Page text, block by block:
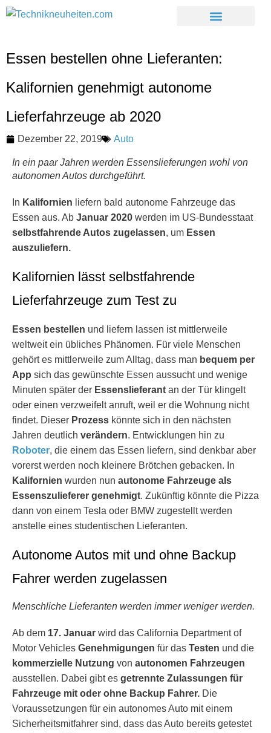
Essen bestellen ohne Lieferanten:
Kalifornien genehmigt autonome
Lieferfahrzeuge ab 2020
Dezember 22, 2019 Auto
In ein paar Jahren werden Essenslieferungen wohl von
autonomen Autos durchgeführt.
In Kalifornien liefern bald autonome Fahrzeuge das
Essen aus. Ab Januar 2020 werden im US-Bundesstaat
selbstfahrende Autos zugelassen, um Essen
auszuliefern.
Kalifornien lässt selbstfahrende
Lieferfahrzeuge zum Test zu
Essen bestellen und liefern lassen ist mittlerweile
weltweit ein übliches Phänomen. Für viele Menschen
gehört es mittlerweile zum Alltag, dass man bequem per
App sich das gewünschte Essen aussucht und wenige
Minuten später der Essenslieferant an der Tür klingelt
oder einen verzweifelt anruft, weil er die Wohnung nicht
findet. Dieser Prozess könnte sich in den nächsten
Jahren deutlich verändern. Entwicklungen hin zu
Roboter, die einem das Essen liefern, sind denkbar aber
vorerst werden noch kleinere Brötchen gebacken. In
Kalifornien wurden nun autonome Fahrzeuge als
Essenszulieferer genehmigt. Zukünftig könnte die Pizza
dann von einem Tesla oder BMW zugestellt werden
anstelle eines studentischen Lieferanten.
Autonome Autos mit und ohne Backup
Fahrer werden zugelassen
Menschliche Lieferanten werden immer weniger werden.
Ab dem 17. Januar wird das California Department of
Motor Vehicles Genehmigungen für das Testen und die
kommerzielle Nutzung von autonomen Fahrzeugen
ausstellen. Dabei gibt es getrennte Zulassungen für
Fahrzeuge mit oder ohne Backup Fahrer. Die
Voraussetzungen für ein autonomes Auto mit einem
Sicherheitsmitfahrer sind, dass das Auto bereits getestet